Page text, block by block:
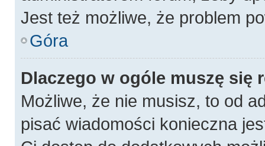
Jest też możliwe, że problem
Góra
Dlaczego w ogóle muszę się
Możliwe, że nie musisz, to od
pisać wiadomości konieczna